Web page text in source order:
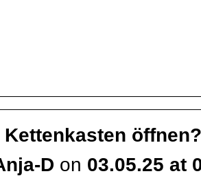
Kettenkasten öffnen?
D on 03.05.25 at